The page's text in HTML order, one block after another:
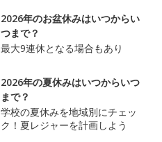
2026年のお盆休みはいつからい
つまで？
最大9連休となる場合もあり
2026年の夏休みはいつからいつ
まで？
学校の夏休みを地域別にチェッ
ク！夏レジャーを計画しよう